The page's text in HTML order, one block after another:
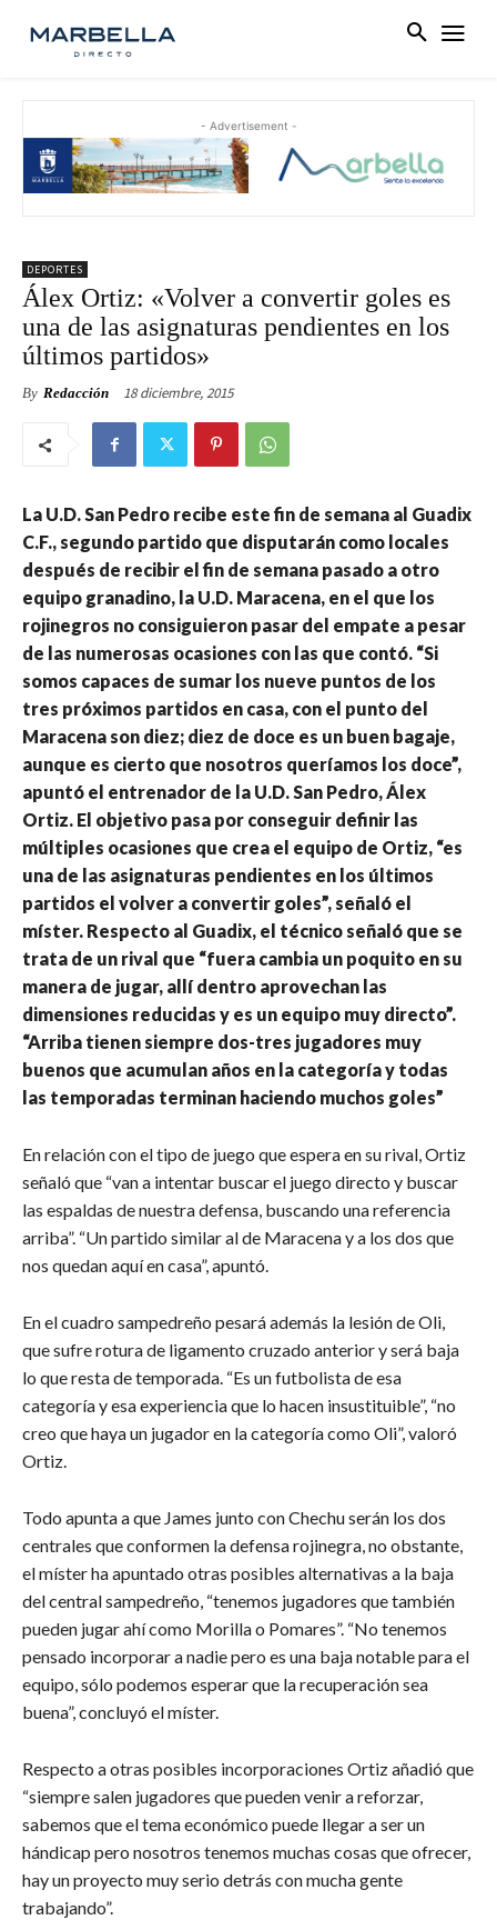
- Advertisement -
DEPORTES
Álex Ortiz: «Volver a convertir goles es
una de las asignaturas pendientes en los
últimos partidos»
By Redacción 18 diciembre, 2015
La U.D. San Pedro recibe este fin de semana al Guadix
C.F., segundo partido que disputarán como locales
después de recibir el fin de semana pasado a otro
equipo granadino, la U.D. Maracena, en el que los
rojinegros no consiguieron pasar del empate a pesar
de las numerosas ocasiones con las que contó. “Si
somos capaces de sumar los nueve puntos de los
tres próximos partidos en casa, con el punto del
Maracena son diez; diez de doce es un buen bagaje,
aunque es cierto que nosotros queríamos los doce”,
apuntó el entrenador de la U.D. San Pedro, Álex
Ortiz. El objetivo pasa por conseguir definir las
múltiples ocasiones que crea el equipo de Ortiz, “es
una de las asignaturas pendientes en los últimos
partidos el volver a convertir goles”, señaló el
míster. Respecto al Guadix, el técnico señaló que se
trata de un rival que “fuera cambia un poquito en su
manera de jugar, allí dentro aprovechan las
dimensiones reducidas y es un equipo muy directo”.
“Arriba tienen siempre dos-tres jugadores muy
buenos que acumulan años en la categoría y todas
las temporadas terminan haciendo muchos goles”
En relación con el tipo de juego que espera en su rival, Ortiz
señaló que “van a intentar buscar el juego directo y buscar
las espaldas de nuestra defensa, buscando una referencia
arriba”. “Un partido similar al de Maracena y a los dos que
nos quedan aquí en casa”, apuntó.
En el cuadro sampedreño pesará además la lesión de Oli,
que sufre rotura de ligamento cruzado anterior y será baja
lo que resta de temporada. “Es un futbolista de esa
categoría y esa experiencia que lo hacen insustituible”, “no
creo que haya un jugador en la categoría como Oli”, valoró
Ortiz.
Todo apunta a que James junto con Chechu serán los dos
centrales que conformen la defensa rojinegra, no obstante,
el míster ha apuntado otras posibles alternativas a la baja
del central sampedreño, “tenemos jugadores que también
pueden jugar ahí como Morilla o Pomares”. “No tenemos
pensado incorporar a nadie pero es una baja notable para el
equipo, sólo podemos esperar que la recuperación sea
buena”, concluyó el míster.
Respecto a otras posibles incorporaciones Ortiz añadió que
“siempre salen jugadores que pueden venir a reforzar,
sabemos que el tema económico puede llegar a ser un
hándicap pero nosotros tenemos muchas cosas que ofrecer,
hay un proyecto muy serio detrás con mucha gente
trabajando”.